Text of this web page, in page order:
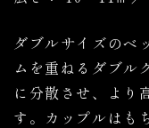
ダブルサイズのベ
ムを重ねるダブル
に分散させ、より
す。カップルはも